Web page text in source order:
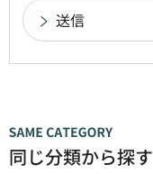
同じ分類から探す